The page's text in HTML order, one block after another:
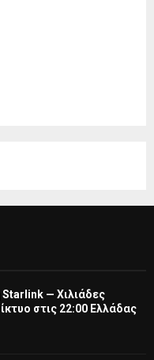
— Χιλιάδες
στις 22:00 Ελλάδας